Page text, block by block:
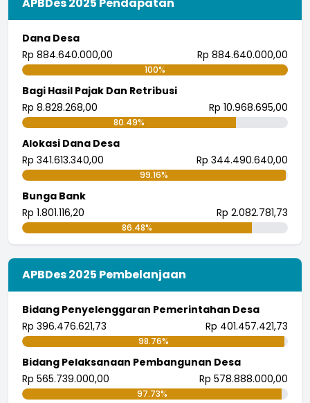
Dana Desa
Rp 884.640.000,00
Rp 884.640.000,00
100%
Bagi Hasil Pajak Dan Retribusi
Rp 8.828.268,00
Rp 10.968.695,00
80.49%
Alokasi Dana Desa
Rp 341.613.340,00
Rp 344.490.640,00
99.16%
Bunga Bank
Rp 1.801.116,20
Rp 2.082.781,73
86.48%
APBDes 2025 Pembelanjaan
Bidang Penyelenggaran Pemerintahan Desa
Rp 396.476.621,73
Rp 401.457.421,73
98.76%
Bidang Pelaksanaan Pembangunan Desa
Rp 565.739.000,00
Rp 578.888.000,00
97.73%